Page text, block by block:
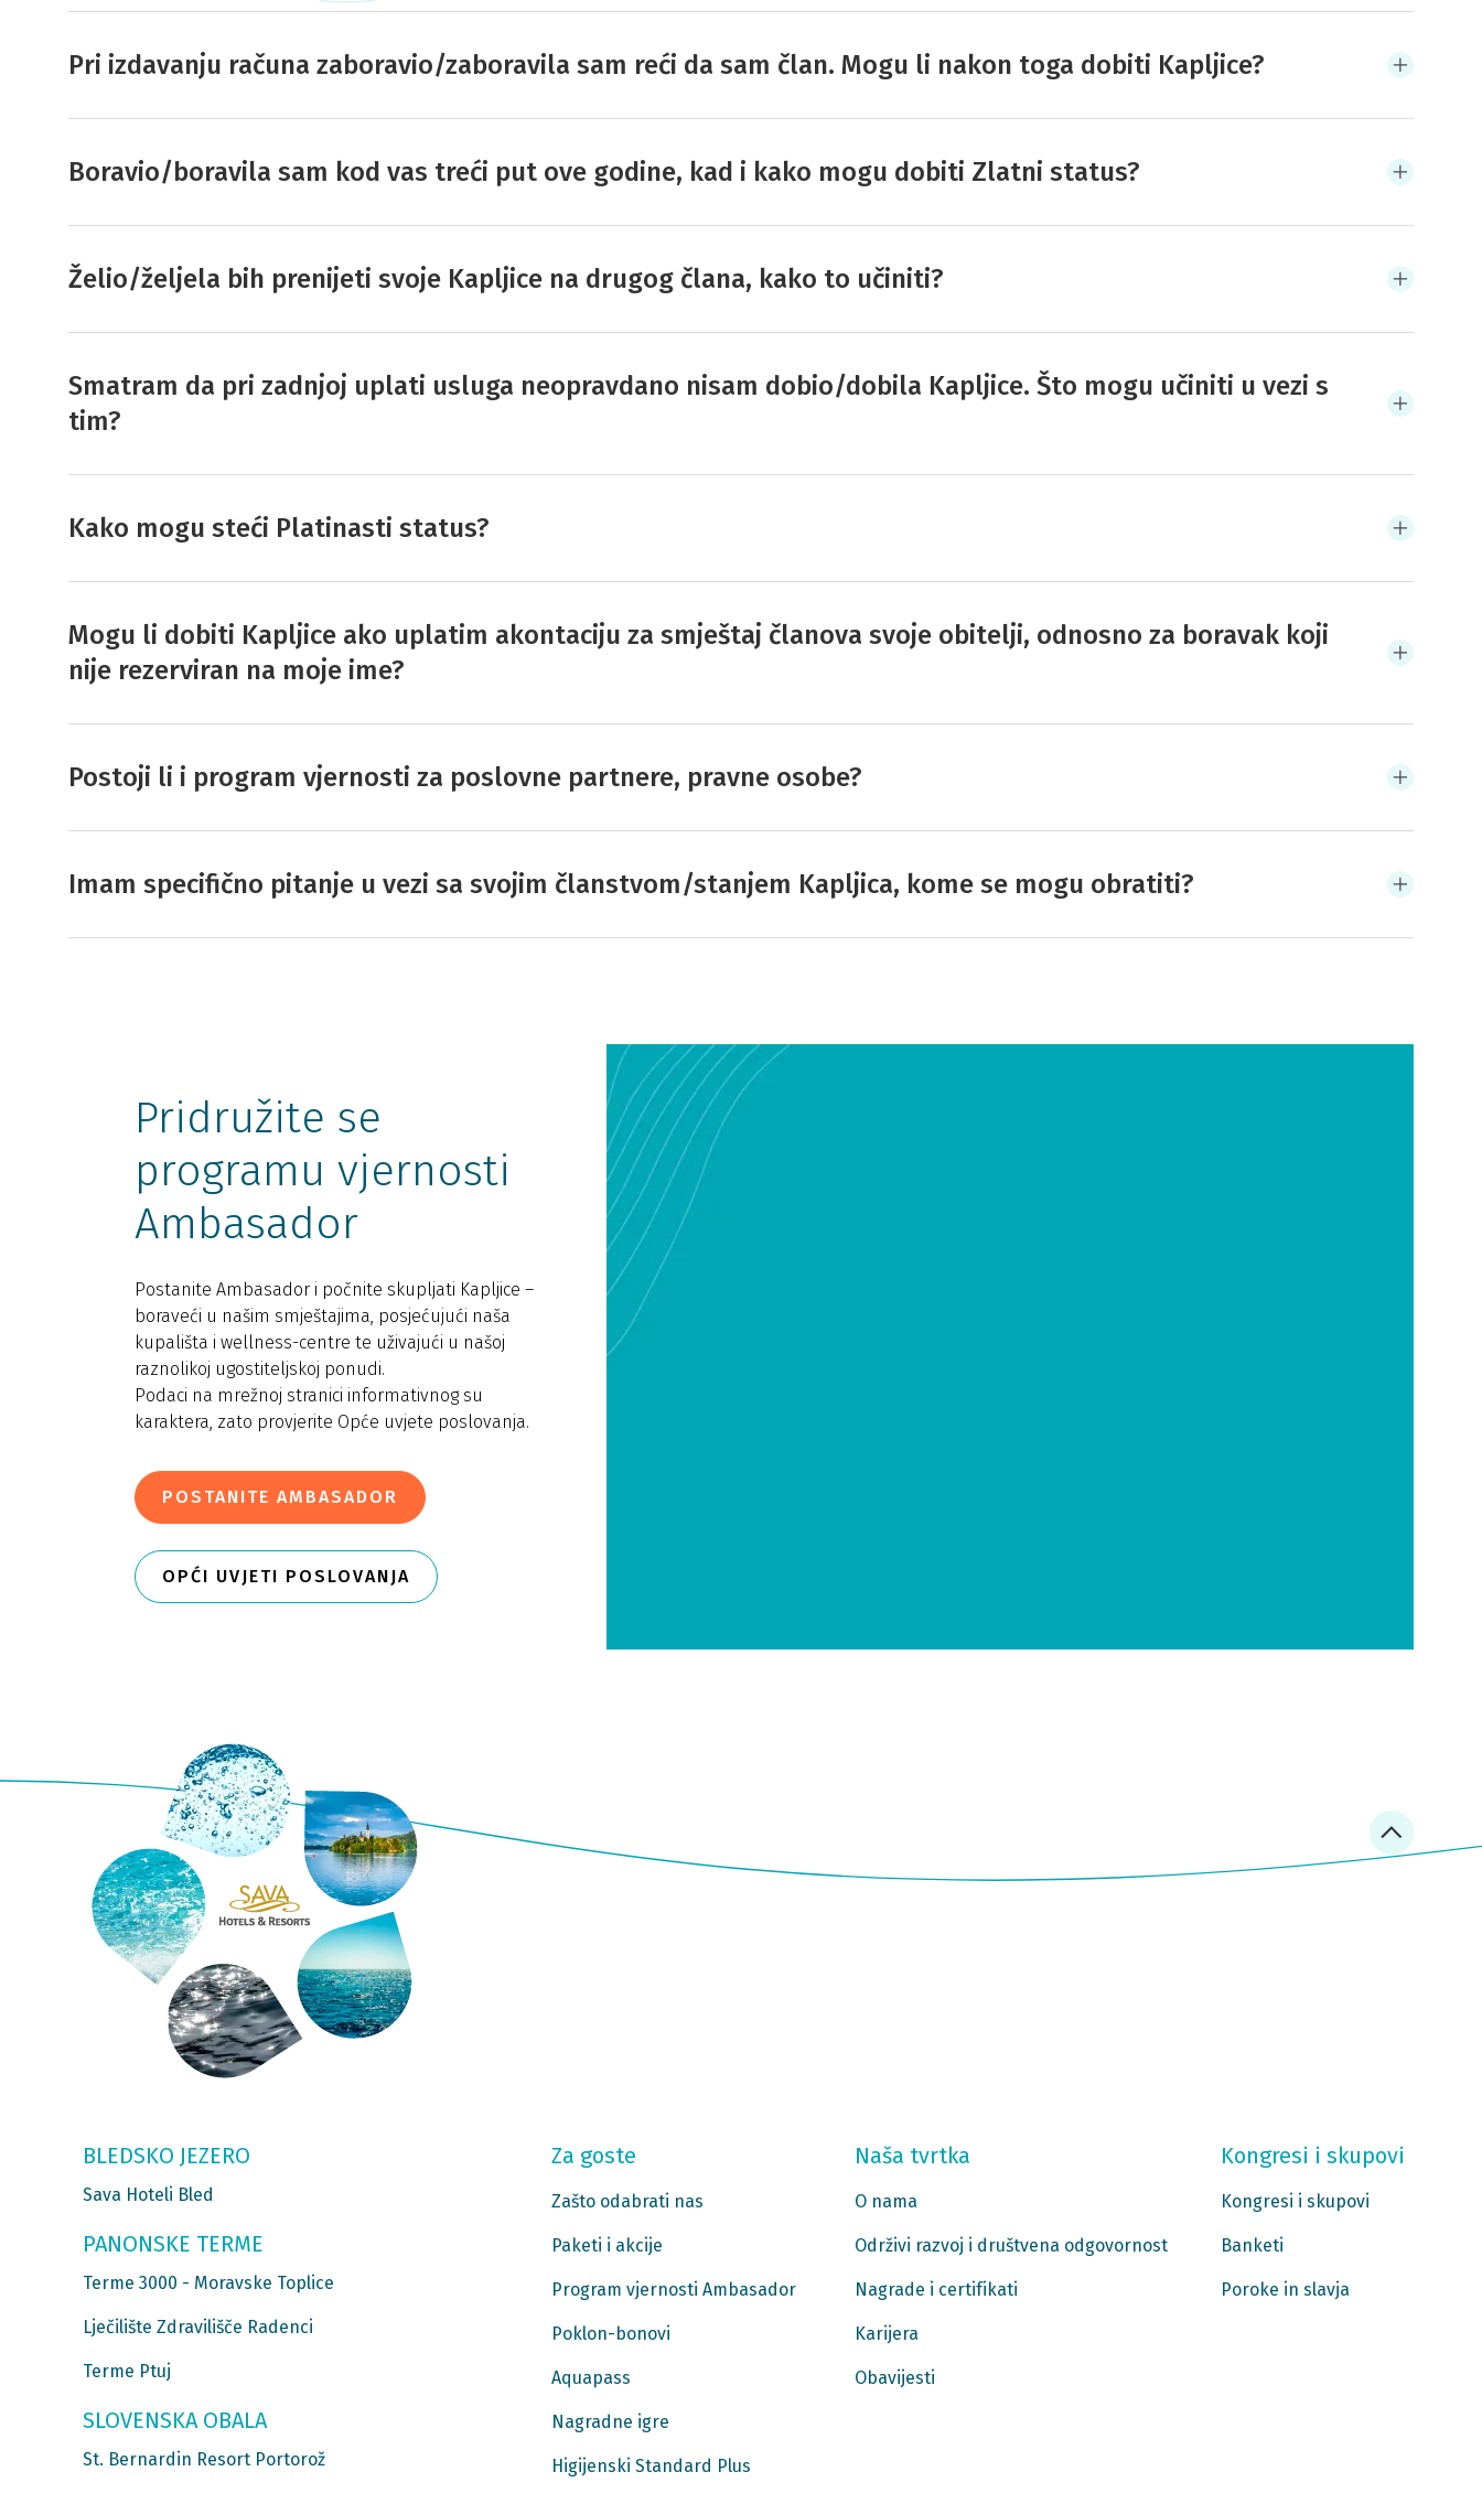
Pri izdavanju računa zaboravio/zaboravila sam reći da sam član. Mogu li nakon toga dobiti Kapljice?
Boravio/boravila sam kod vas treći put ove godine, kad i kako mogu dobiti Zlatni status?
Želio/željela bih prenijeti svoje Kapljice na drugog člana, kako to učiniti?
Smatram da pri zadnjoj uplati usluga neopravdano nisam dobio/dobila Kapljice. Što mogu učiniti u vezi s
tim?
Kako mogu steći Platinasti status?
Mogu li dobiti Kapljice ako uplatim akontaciju za smještaj članova svoje obitelji, odnosno za boravak koji
nije rezerviran na moje ime?
Postoji li i program vjernosti za poslovne partnere, pravne osobe?
Imam specifično pitanje u vezi sa svojim članstvom/stanjem Kapljica, kome se mogu obratiti?
Pridružite se
programu vjernosti
Ambasador
Postanite Ambasador i počnite skupljati Kapljice –
boraveći u našim smještajima, posjećujući naša
kupališta i wellness-centre te uživajući u našoj
raznolikoj ugostiteljskoj ponudi.
Podaci na mrežnoj stranici informativnog su
karaktera, zato provjerite Opće uvjete poslovanja.
POSTANITE AMBASADOR
OPĆI UVJETI POSLOVANJA
BLEDSKO JEZERO
Sava Hoteli Bled
PANONSKE TERME
Terme 3000 - Moravske Toplice
Lječilište Zdravilišče Radenci
Terme Ptuj
SLOVENSKA OBALA
St. Bernardin Resort Portorož
Za goste
Zašto odabrati nas
Paketi i akcije
Program vjernosti Ambasador
Poklon-bonovi
Aquapass
Nagradne igre
Higijenski Standard Plus
Naša tvrtka
O nama
Održivi razvoj i društvena odgovornost
Nagrade i certifikati
Karijera
Obavijesti
Kongresi i skupovi
Kongresi i skupovi
Banketi
Poroke in slavja